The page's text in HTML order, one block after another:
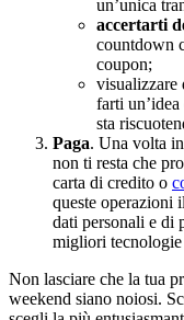
un’unica
accertarti
countdown
coupon;
visualizzare
farti
sta
Paga. Una volta
non ti resta che
carta di credito o
queste operazioni
dati personali e di
migliori
Non lasciare che la tua
weekend siano noiosi.